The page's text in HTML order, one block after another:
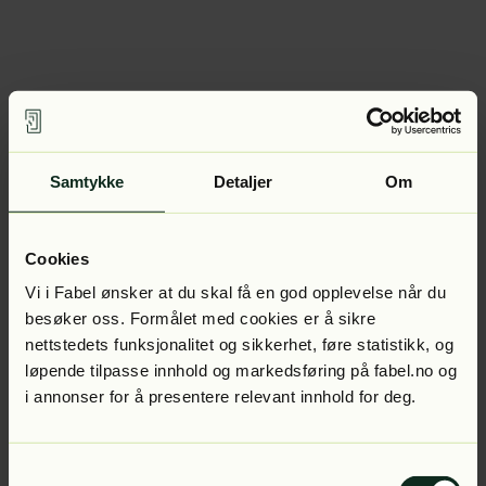
Samtykke Detaljer Om
Cookies
Vi i Fabel ønsker at du skal få en god opplevelse når du
besøker oss. Formålet med cookies er å sikre
nettstedets funksjonalitet og sikkerhet, føre statistikk, og
løpende tilpasse innhold og markedsføring på fabel.no og
i annonser for å presentere relevant innhold for deg.